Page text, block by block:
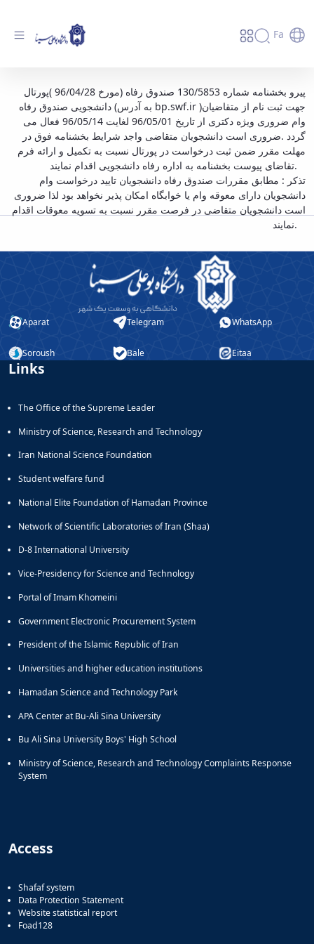
Fa
اطلاعیه وام ضروری ویژه دکتری با مبلغ 3میلیون
تومان - دانشگاه بوعلی سینا همدان
دانشجویی صندوق رفاه (به آدرس bp.swf.ir )جهت ثبت نام از متقاضیان
وام ضروری ویژه دکتری از تاریخ 96/05/01 لغایت 96/05/14 فعال می
گردد .ضروری است دانشجویان متقاضی واجد شرایط بخشنامه فوق در
مهلت مقرر ضمن ثبت درخواست در پورتال نسبت به تکمیل و ارائه فرم
تقاضای پیوست بخشنامه به اداره رفاه دانشجویی اقدام نمایند.
تذکر : مطابق مقررات صندوق رفاه دانشجویان تایید درخواست وام
دانشجویان دارای معوقه وام یا خوابگاه امکان پذیر نخواهد بود لذا ضروری
است دانشجویان متقاضی در فرصت مقرر نسبت به تسویه معوقات اقدام
نمایند.
Aparat Telegram WhatsApp
Soroush Bale Eitaa
Links
The Office of the Supreme Leader
Ministry of Science, Research and Technology
Iran National Science Foundation
Student welfare fund
National Elite Foundation of Hamadan Province
Network of Scientific Laboratories of Iran (Shaa)
D-8 International University
Vice-Presidency for Science and Technology
Portal of Imam Khomeini
Government Electronic Procurement System
President of the Islamic Republic of Iran
Universities and higher education institutions
Hamadan Science and Technology Park
APA Center at Bu-Ali Sina University
Bu Ali Sina University Boys' High School
Ministry of Science, Research and Technology Complaints Response
System
Access
Shafaf system
Data Protection Statement
Website statistical report
Foad128